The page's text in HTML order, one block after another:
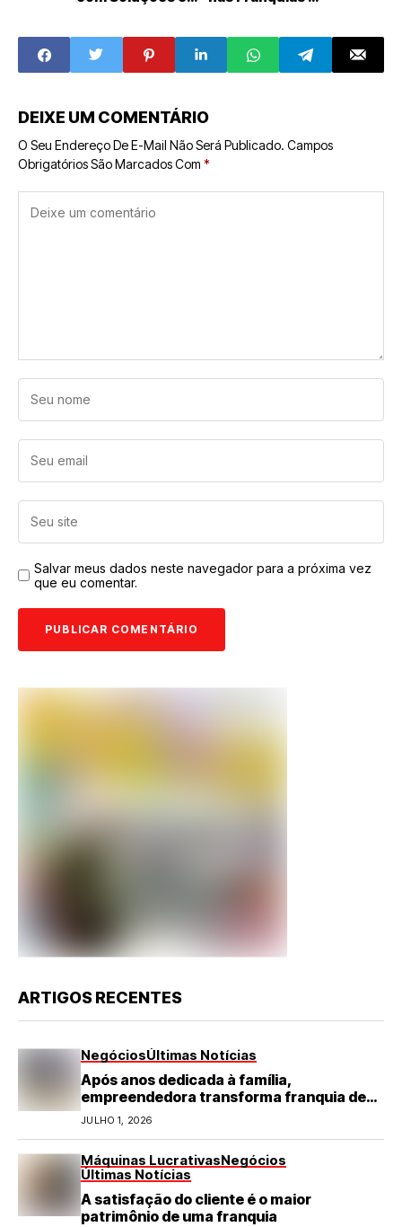
DEIXE UM COMENTÁRIO
O Seu Endereço De E-Mail Não Será Publicado. Campos
Obrigatórios São Marcados Com *
Salvar meus dados neste navegador para a próxima vez
que eu comentar.
ARTIGOS RECENTES
NegóciosÚltimas Notícias
Após anos dedicada à família,
empreendedora transforma franquia de
turismo em negócio de destaque no RN
JULHO 1, 2026
Máquinas LucrativasNegócios
Últimas Notícias
A satisfação do cliente é o maior
patrimônio de uma franquia